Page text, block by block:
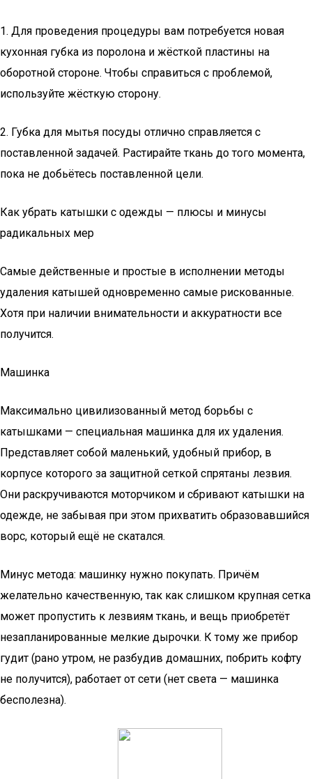
1. Для проведения процедуры вам потребуется новая
кухонная губка из поролона и жёсткой пластины на
оборотной стороне. Чтобы справиться с проблемой,
используйте жёсткую сторону.
2. Губка для мытья посуды отлично справляется с
поставленной задачей. Растирайте ткань до того момента,
пока не добьётесь поставленной цели.
Как убрать катышки с одежды — плюсы и минусы
радикальных мер
Самые действенные и простые в исполнении методы
удаления катышей одновременно самые рискованные.
Хотя при наличии внимательности и аккуратности все
получится.
Машинка
Максимально цивилизованный метод борьбы с
катышками — специальная машинка для их удаления.
Представляет собой маленький, удобный прибор, в
корпусе которого за защитной сеткой спрятаны лезвия.
Они раскручиваются моторчиком и сбривают катышки на
одежде, не забывая при этом прихватить образовавшийся
ворс, который ещё не скатался.
Минус метода: машинку нужно покупать. Причём
желательно качественную, так как слишком крупная сетка
может пропустить к лезвиям ткань, и вещь приобретёт
незапланированные мелкие дырочки. К тому же прибор
гудит (рано утром, не разбудив домашних, побрить кофту
не получится), работает от сети (нет света — машинка
бесполезна).